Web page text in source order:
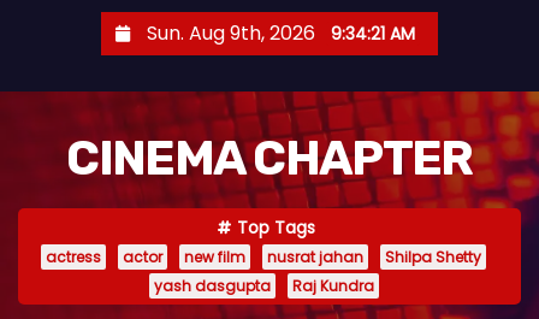
Sun. Aug 9th, 2026 9:34:22 AM
CINEMA CHAPTER
Top Tags
actress actor new film nusrat jahan
Shilpa Shetty
yash dasgupta
Raj Kundra